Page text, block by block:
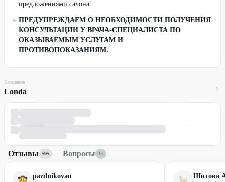
предложениями салона.
ПРЕДУПРЕЖДАЕМ О НЕОБХОДИМОСТИ ПОЛУЧЕНИЯ
КОНСУЛЬТАЦИИ У ВРАЧА-СПЕЦИАЛИСТА ПО
ОКАЗЫВАЕМЫМ УСЛУГАМ И
ПРОТИВОПОКАЗАНИЯМ.
Компания
Londa
Отзывы 595 · Вопросы 15
pazdnikovao Шитова